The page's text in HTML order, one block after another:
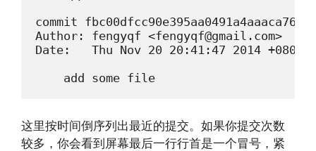
commit
Author: fengyqf <fengyqf@gmail.com>
Date:   Thu Nov 20 20:41:47 2014 +0800
这里按时间倒序列出最近的提交。如果你提交次数
较多，你会看到屏幕最后一行行首是一个冒号，紧